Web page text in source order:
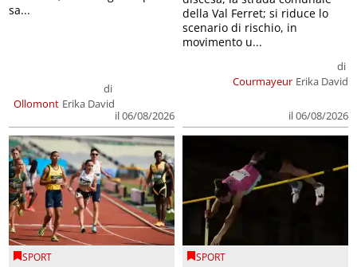
Ollomont
di
Erika David
il 06/08/2026
sa...
Courmayeur
di
Erika David
il 06/08/2026
della Val Ferret; si riduce lo
scenario di rischio, in
movimento u...
SPORT SPORT